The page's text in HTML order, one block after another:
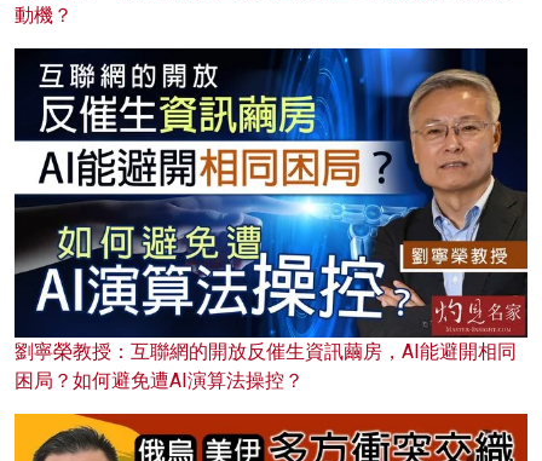
動機？
劉寧榮教授：互聯網的開放反催生資訊繭房，AI能避開相同
困局？如何避免遭AI演算法操控？